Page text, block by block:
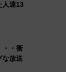
人達13
・・衝
な放送